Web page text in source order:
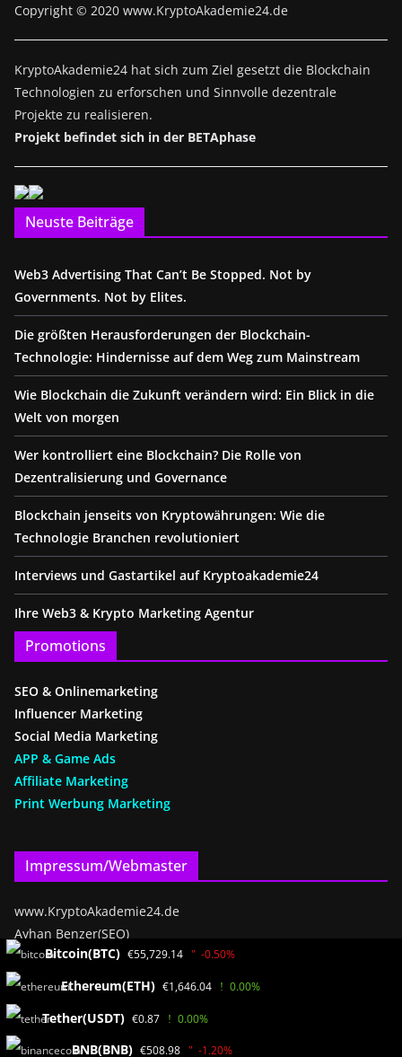
Copyright © 2020 www.KryptoAkademie24.de
KryptoAkademie24 hat sich zum Ziel gesetzt die Blockchain
Technologien zu erforschen und Sinnvolle dezentrale
Projekte zu realisieren.
Projekt befindet sich in der BETAphase
Neuste Beiträge
Web3 Advertising That Can’t Be Stopped. Not by
Governments. Not by Elites.
Die größten Herausforderungen der Blockchain-
Technologie: Hindernisse auf dem Weg zum Mainstream
Wie Blockchain die Zukunft verändern wird: Ein Blick in die
Welt von morgen
Wer kontrolliert eine Blockchain? Die Rolle von
Dezentralisierung und Governance
Blockchain jenseits von Kryptowährungen: Wie die
Technologie Branchen revolutioniert
Interviews und Gastartikel auf Kryptoakademie24
Ihre Web3 & Krypto Marketing Agentur
Promotions
SEO & Onlinemarketing
Influencer Marketing
Social Media Marketing
APP & Game Ads
Affiliate Marketing
Print Werbung Marketing
Impressum/Webmaster
www.KryptoAkademie24.de
Ayhan Benzer(SEO)
Bäderweg 2
55838 Bad Münster a.St.
Germany / RLP
Bitcoin(BTC) €55,729.14 -0.50%
Ethereum(ETH) €1,646.04 0.00%
Tether(USDT) €0.87 0.00%
BNB(BNB) €508.98 -1.20%